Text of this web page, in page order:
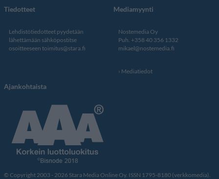
Tiedotteet
Lehdistötiedotteet pyydetään
lähettämään sähköpostitse
osoitteeseen toimitus@stara.fi
Mediamyynti
Nostemedia Oy
Puh. +358 40 356 1332
mikael@nostemedia.fi
Mediatiedot
Ajankohtaista
© Copyright 2003 - 2026 Stara Media Online Oy. ISSN 1795-8180 (verkkomedia).